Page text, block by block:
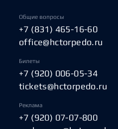
Общие вопросы
+7 (831) 465-16-60
office@hctorpedo.ru
Билеты
+7 (920) 006-05-34
tickets@hctorpedo.ru
Реклама
+7 (920) 07-07-800